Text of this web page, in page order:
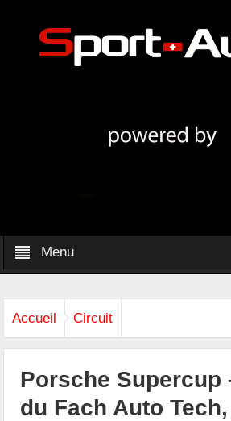
Menu
Accueil Circuit
Porsche Supercup
du Fach Auto